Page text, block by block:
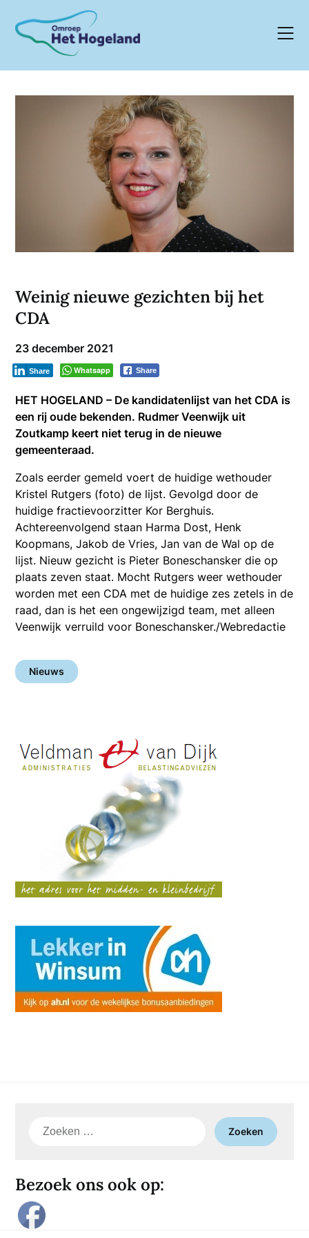
content
Weinig nieuwe gezichten bij het
CDA
23 december 2021
Whatsapp Share
Share
HET HOGELAND – De kandidatenlijst van het CDA is
een rij oude bekenden. Rudmer Veenwijk uit
Zoutkamp keert niet terug in de nieuwe
gemeenteraad.
Zoals eerder gemeld voert de huidige wethouder
Kristel Rutgers (foto) de lijst. Gevolgd door de
huidige fractievoorzitter Kor Berghuis.
Achtereenvolgend staan Harma Dost, Henk
Koopmans, Jakob de Vries, Jan van de Wal op de
lijst. Nieuw gezicht is Pieter Boneschansker die op
plaats zeven staat. Mocht Rutgers weer wethouder
worden met een CDA met de huidige zes zetels in de
raad, dan is het een ongewijzigd team, met alleen
Veenwijk verruild voor Boneschansker./Webredactie
Nieuws
Zoeken
Bezoek ons ook op: